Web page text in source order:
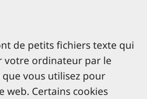
de petits fichiers texte qui
votre ordinateur par le
vous utilisez pour
web. Certains cookies